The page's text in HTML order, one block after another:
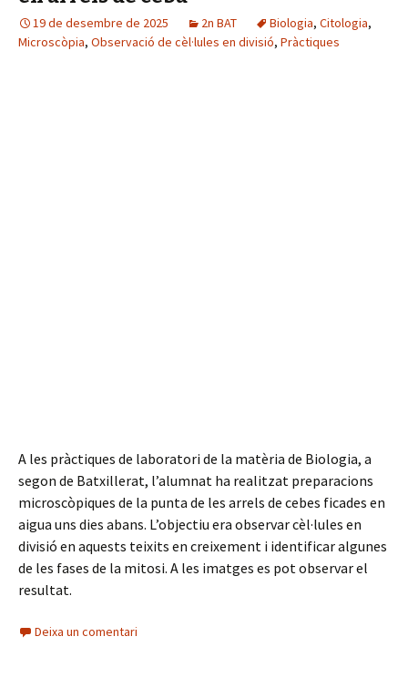
19 de desembre de 2025 2n BAT Biologia, Citologia,
Microscòpia, Observació de cèl·lules en divisió, Pràctiques
A les pràctiques de laboratori de la matèria de Biologia, a
segon de Batxillerat, l’alumnat ha realitzat preparacions
microscòpiques de la punta de les arrels de cebes ficades en
aigua uns dies abans. L’objectiu era observar cèl·lules en
divisió en aquests teixits en creixement i identificar algunes
de les fases de la mitosi. A les imatges es pot observar el
resultat.
Deixa un comentari